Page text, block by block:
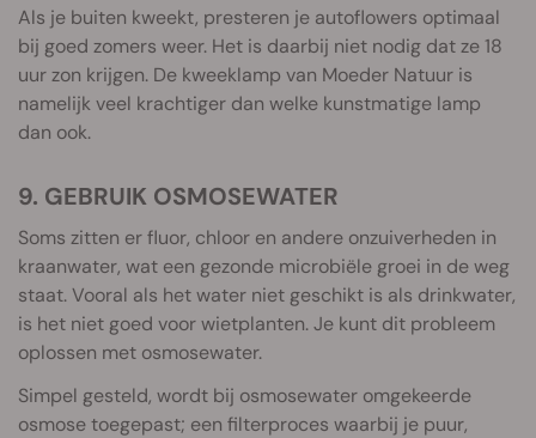
Als je buiten kweekt, presteren je autoflowers optimaal
bij goed zomers weer. Het is daarbij niet nodig dat ze 18
uur zon krijgen. De kweeklamp van Moeder Natuur is
namelijk veel krachtiger dan welke kunstmatige lamp
dan ook.
9. GEBRUIK OSMOSEWATER
Soms zitten er fluor, chloor en andere onzuiverheden in
kraanwater, wat een gezonde microbiële groei in de weg
staat. Vooral als het water niet geschikt is als drinkwater,
is het niet goed voor wietplanten. Je kunt dit probleem
oplossen met osmosewater.
Simpel gesteld, wordt bij osmosewater omgekeerde
osmose toegepast; een filterproces waarbij je puur,